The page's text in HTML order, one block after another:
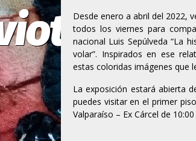
Desde enero a abril del 2022,
todos los viernes para
nacional Luis Sepúlveda “La
volar”. Inspirados en ese
estas coloridas imágenes que
La exposición estará abierta
puedes visitar en el primer
Valparaíso – Ex Cárcel de